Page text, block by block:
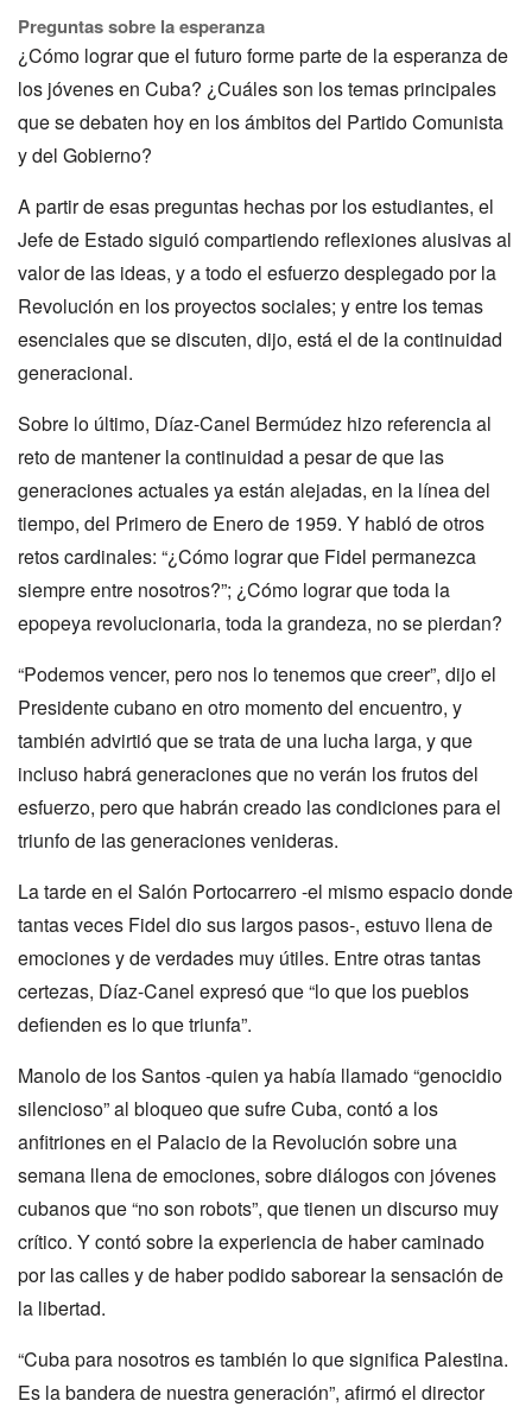
Preguntas sobre la esperanza
¿Cómo lograr que el futuro forme parte de la esperanza de
los jóvenes en Cuba? ¿Cuáles son los temas principales
que se debaten hoy en los ámbitos del Partido Comunista
y del Gobierno?
A partir de esas preguntas hechas por los estudiantes, el
Jefe de Estado siguió compartiendo reflexiones alusivas al
valor de las ideas, y a todo el esfuerzo desplegado por la
Revolución en los proyectos sociales; y entre los temas
esenciales que se discuten, dijo, está el de la continuidad
generacional.
Sobre lo último, Díaz-Canel Bermúdez hizo referencia al
reto de mantener la continuidad a pesar de que las
generaciones actuales ya están alejadas, en la línea del
tiempo, del Primero de Enero de 1959. Y habló de otros
retos cardinales: “¿Cómo lograr que Fidel permanezca
siempre entre nosotros?”; ¿Cómo lograr que toda la
epopeya revolucionaria, toda la grandeza, no se pierdan?
“Podemos vencer, pero nos lo tenemos que creer”, dijo el
Presidente cubano en otro momento del encuentro, y
también advirtió que se trata de una lucha larga, y que
incluso habrá generaciones que no verán los frutos del
esfuerzo, pero que habrán creado las condiciones para el
triunfo de las generaciones venideras.
La tarde en el Salón Portocarrero -el mismo espacio donde
tantas veces Fidel dio sus largos pasos-, estuvo llena de
emociones y de verdades muy útiles. Entre otras tantas
certezas, Díaz-Canel expresó que “lo que los pueblos
defienden es lo que triunfa”.
Manolo de los Santos -quien ya había llamado “genocidio
silencioso” al bloqueo que sufre Cuba, contó a los
anfitriones en el Palacio de la Revolución sobre una
semana llena de emociones, sobre diálogos con jóvenes
cubanos que “no son robots”, que tienen un discurso muy
crítico. Y contó sobre la experiencia de haber caminado
por las calles y de haber podido saborear la sensación de
la libertad.
“Cuba para nosotros es también lo que significa Palestina.
Es la bandera de nuestra generación”, afirmó el director